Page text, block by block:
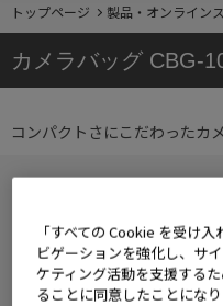
トップページ 製品・オンライン
カメラバッグ CBG-
コンパクトさにこだわったカ
「すべての Cookie を受け
ビゲーションを強化し、サ
ケティング活動を支援する
ることに同意したことになり